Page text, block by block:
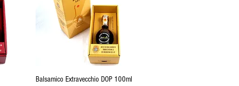
Aperçu rapide
Balsamico Extravecchio DOP 100ml